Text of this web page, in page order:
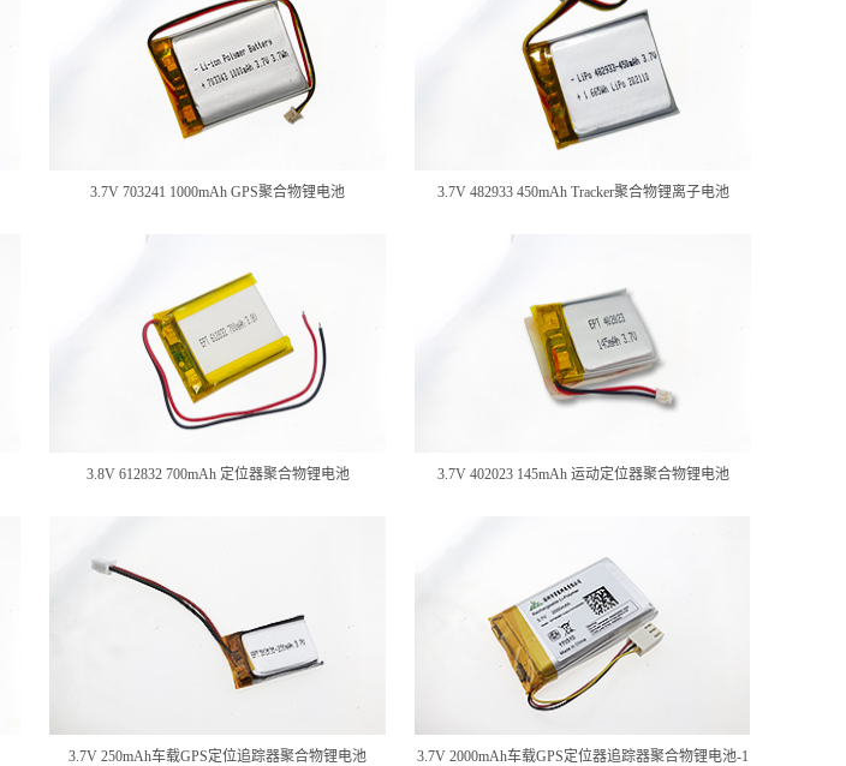
3.7V 703241 1000mAh GPS聚合物锂电池 3.7V 482933 450mAh Tracker聚合物锂离子电池
3.8V 612832 700mAh 定位器聚合物锂电池 3.7V 402023 145mAh 运动定位器聚合物锂电池
3.7V 250mAh车载GPS定位追踪器聚合物锂电池 3.7V 2000mAh车载GPS定位器追踪器聚合物锂电池-1